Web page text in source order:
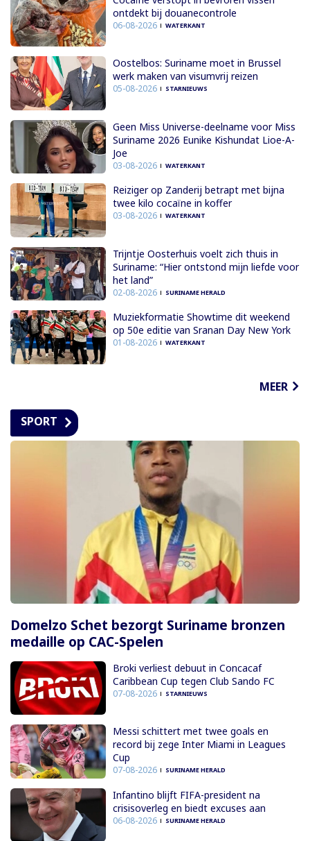
ontdekt bij douanecontrole
06-08-2026 WATERKANT
Oostelbos: Suriname moet in Brussel
werk maken van visumvrij reizen
05-08-2026 STARNIEUWS
Geen Miss Universe-deelname voor Miss
Suriname 2026 Eunike Kishundat Lioe-A-
Joe
03-08-2026 WATERKANT
Reiziger op Zanderij betrapt met bijna
twee kilo cocaïne in koffer
03-08-2026 WATERKANT
Trijntje Oosterhuis voelt zich thuis in
Suriname: “Hier ontstond mijn liefde voor
het land”
02-08-2026 SURINAME HERALD
Muziekformatie Showtime dit weekend
op 50e editie van Sranan Day New York
01-08-2026 WATERKANT
MEER
SPORT
Domelzo Schet bezorgt Suriname bronzen
medaille op CAC-Spelen
Broki verliest debuut in Concacaf
Caribbean Cup tegen Club Sando FC
07-08-2026 STARNIEUWS
Messi schittert met twee goals en
record bij zege Inter Miami in Leagues
Cup
07-08-2026 SURINAME HERALD
Infantino blijft FIFA-president na
crisisoverleg en biedt excuses aan
06-08-2026 SURINAME HERALD